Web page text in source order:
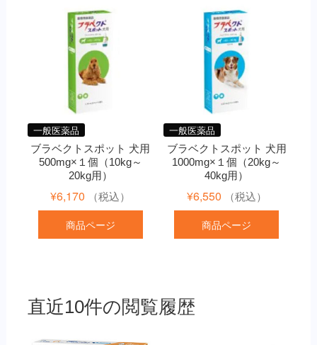
一般医薬品
ブラベクトスポット 犬用
500mg×１個（10kg～
20kg用）
¥6,170 （税込）
商品ページ
一般医薬品
ブラベクトスポット 犬用
1000mg×１個（20kg～
40kg用）
¥6,550 （税込）
商品ページ
直近10件の閲覧履歴